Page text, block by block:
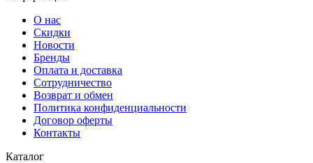
О нас
Скидки
Новости
Бренды
Оплата и доставка
Сотрудничество
Возврат и обмен
Политика конфиденциальности
Договор оферты
Контакты
Каталог